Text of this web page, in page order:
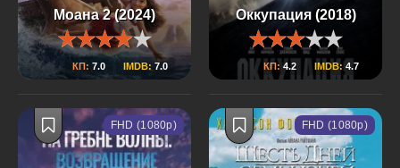
Моана 2 (2024)
КП: 7.0 IMDB: 7.0
Оккупация (2018)
КП:4.2 IMDB: 4.7
FHD (1080p) FHD (1080p)